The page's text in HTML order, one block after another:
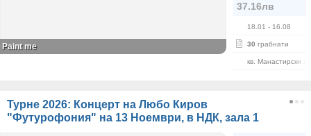
37.16лв
18.01 - 16.08
30 грабнати
кв. Манастирски
Paint me
Турне 2026: Концерт на Любо Киров
"Футурофония" на 13 Ноември, в НДК, зала 1